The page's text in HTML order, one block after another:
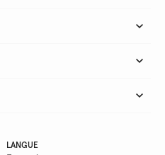
LANGUE